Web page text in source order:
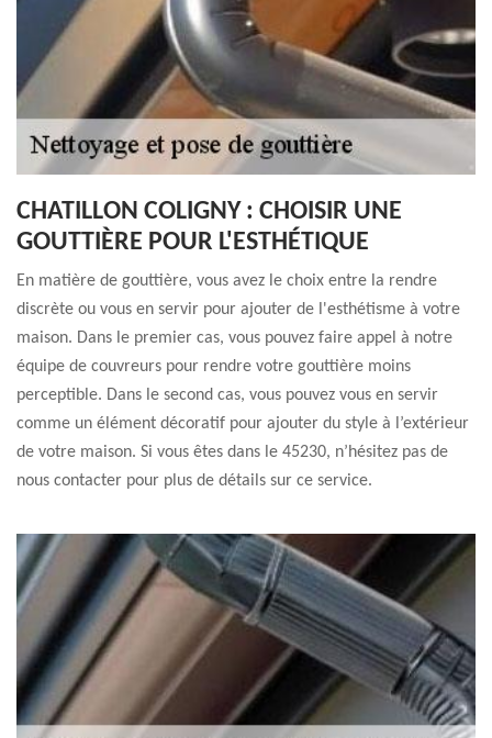
CHATILLON COLIGNY : CHOISIR UNE
GOUTTIÈRE POUR L'ESTHÉTIQUE
En matière de gouttière, vous avez le choix entre la rendre
discrète ou vous en servir pour ajouter de l'esthétisme à votre
maison. Dans le premier cas, vous pouvez faire appel à notre
équipe de couvreurs pour rendre votre gouttière moins
perceptible. Dans le second cas, vous pouvez vous en servir
comme un élément décoratif pour ajouter du style à l’extérieur
de votre maison. Si vous êtes dans le 45230, n’hésitez pas de
nous contacter pour plus de détails sur ce service.